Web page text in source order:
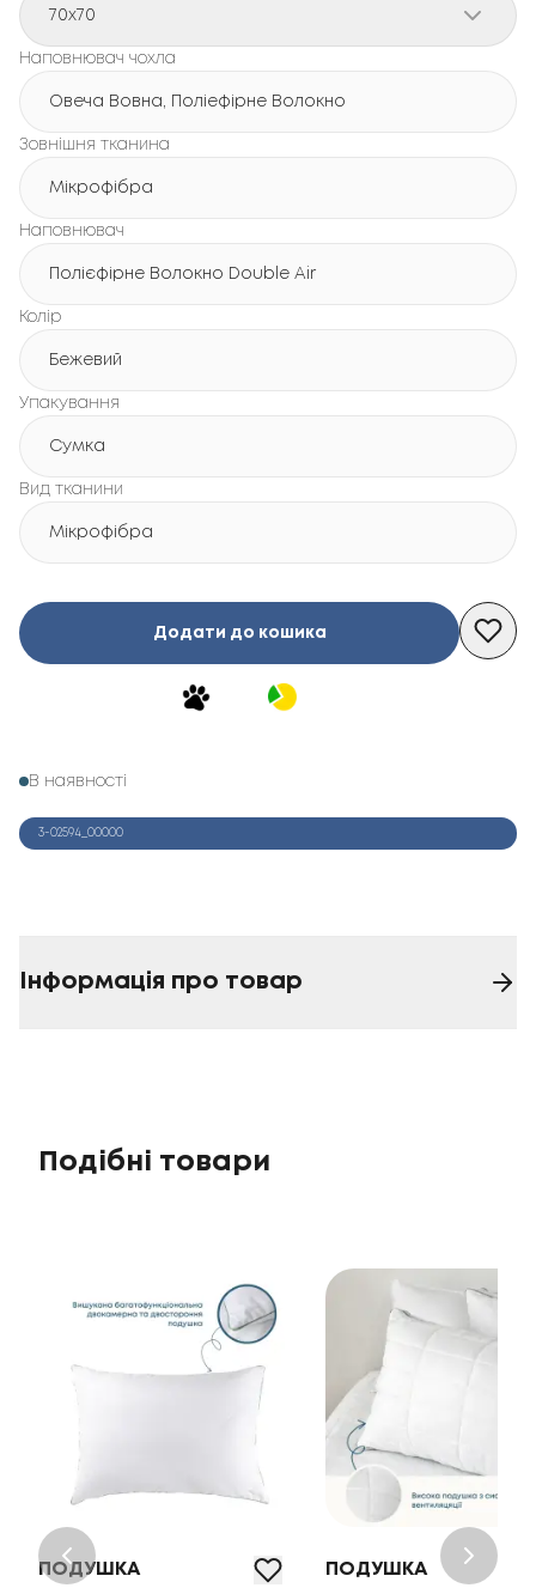
70x70
Наповнювач чохла
Овеча Вовна, Поліефірне Волокно
Зовнішня тканина
Мікрофібра
Наповнювач
Полієфірне Волокно Double Air
Колір
Бежевий
Упакування
Сумка
Вид тканини
Мікрофібра
Додати до кошика
В наявності
3-02594_00000
Інформація про товар
Подібні товари
ПОДУШКА
ПОДУШКА